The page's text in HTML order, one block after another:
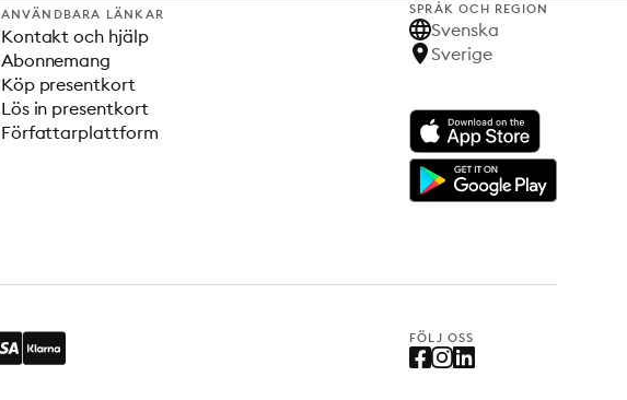
ANVÄNDBARA LÄNKAR
Kontakt och hjälp
Abonnemang
Köp presentkort
Lös in presentkort
Författarplattform
SPRÅK OCH REGION
Svenska
Sverige
FÖLJ OSS